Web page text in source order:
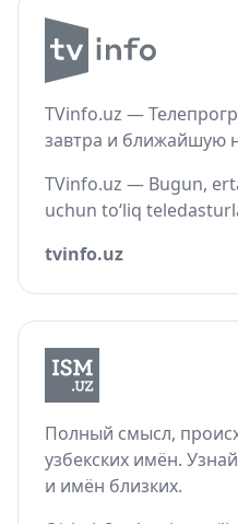
TVinfo.uz —
завтра и ближайшую
TVinfo.uz — Bugun,
uchun to‘liq
tvinfo.uz
Полный смысл,
узбекских имён.
и имён близких.